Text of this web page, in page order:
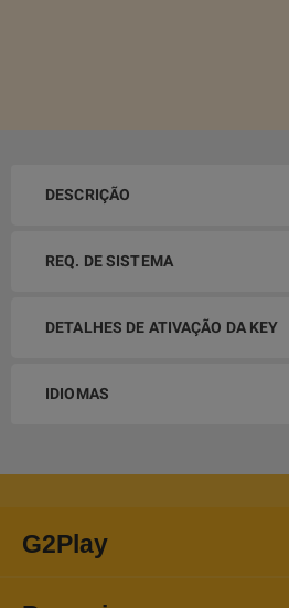
DESCRIÇÃO
REQ. DE SISTEMA
DETALHES DE ATIVAÇÃO DA KEY
IDIOMAS
G2Play